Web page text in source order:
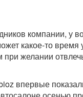
компании, у
какое-то время
желании
впервые